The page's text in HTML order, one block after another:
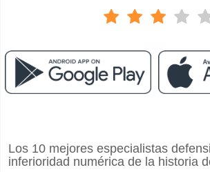
El partido entre Hubei Chufeng Heli v
Los 10 mejores especialistas
inferioridad numérica de la historia